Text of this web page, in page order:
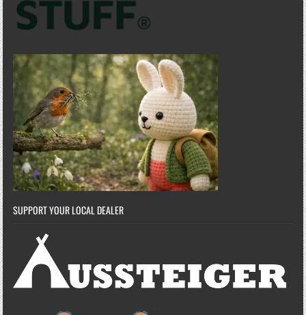
SUPPORT YOUR LOCAL DEALER